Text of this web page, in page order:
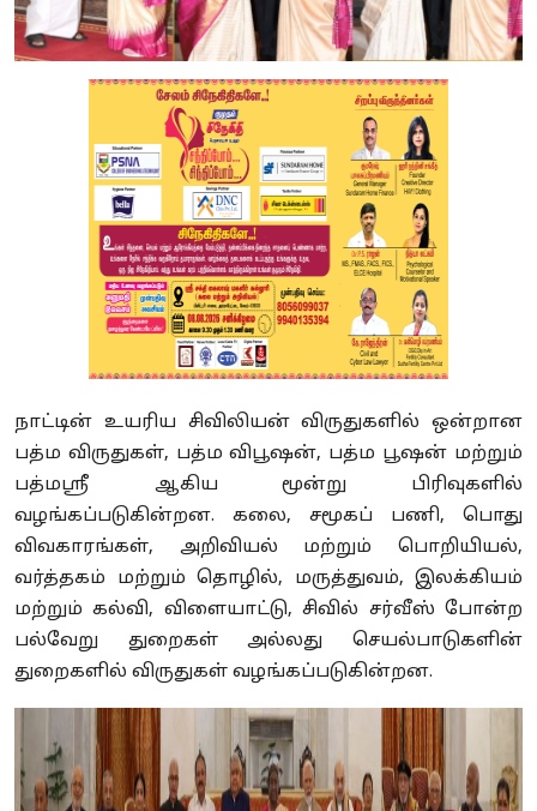
நாட்டின் உயரிய சிவிலியன் விருதுகளில் ஒன்றான
பத்ம விருதுகள், பத்ம விபூஷன், பத்ம பூஷன் மற்றும்
பத்மஸ்ரீ ஆகிய மூன்று பிரிவுகளில்
வழங்கப்படுகின்றன. கலை, சமூகப் பணி, பொது
விவகாரங்கள், அறிவியல் மற்றும் பொறியியல்,
வர்த்தகம் மற்றும் தொழில், மருத்துவம், இலக்கியம்
மற்றும் கல்வி, விளையாட்டு, சிவில் சர்வீஸ் போன்ற
பல்வேறு துறைகள் அல்லது செயல்பாடுகளின்
துறைகளில் விருதுகள் வழங்கப்படுகின்றன.